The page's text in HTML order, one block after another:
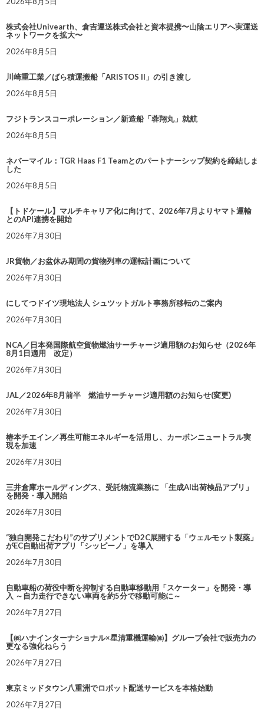
株式会社Univearth、倉吉運送株式会社と資本提携〜山陰エリアへ実運送
ネットワークを拡大〜
2026年8月5日
川崎重工業／ばら積運搬船「ARISTOS II」の引き渡し
2026年8月5日
フジトランスコーポレーション／新造船「蓉翔丸」就航
2026年8月5日
ネバーマイル：TGR Haas F1 Teamとのパートナーシップ契約を締結しま
した
2026年8月5日
【トドケール】マルチキャリア化に向けて、2026年7月よりヤマト運輸
とのAPI連携を開始
2026年7月30日
JR貨物／お盆休み期間の貨物列車の運転計画について
2026年7月30日
にしてつドイツ現地法人 シュツットガルト事務所移転のご案内
2026年7月30日
NCA／日本発国際航空貨物燃油サーチャージ適用額のお知らせ（2026年
8月1日適用 改定）
2026年7月30日
JAL／2026年8月前半 燃油サーチャージ適用額のお知らせ(変更)
2026年7月30日
椿本チエイン／再生可能エネルギーを活用し、カーボンニュートラル実
現を加速
2026年7月30日
三井倉庫ホールディングス、受託物流業務に 「生成AI出荷検品アプリ」
を開発・導入開始
2026年7月30日
“独自開発こだわり”のサプリメントでD2C展開する「ウェルモット製薬」
がEC自動出荷アプリ「シッピーノ」を導入
2026年7月30日
自動車船の荷役中断を抑制する自動車移動用「スケーター」を開発・導
入 ～自力走行できない車両を約5分で移動可能に～
2026年7月27日
【㈱ハナインターナショナル×星清重機運輸㈱】グループ会社で販売力の
更なる強化ねらう
2026年7月27日
東京ミッドタウン八重洲でロボット配送サービスを本格始動
2026年7月27日